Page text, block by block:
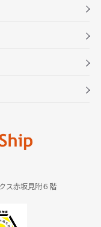
ス赤坂見附６階